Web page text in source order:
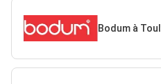
Bodum à